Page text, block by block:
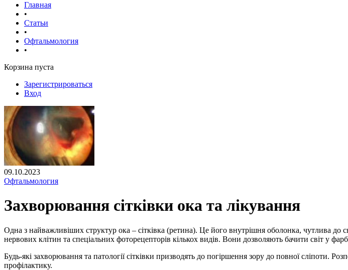
Главная
•
Статьи
•
Офтальмология
•
Корзина пуста
Зарегистрироваться
Вход
09.10.2023
Офтальмология
Захворювання сітківки ока та лікування
Одна з найважливіших структур ока – сітківка (ретина). Це його внутрішня оболонка, чутлива до
нервових клітин та спеціальних фоторецепторів кількох видів. Вони дозволяють бачити світ у
Будь-які захворювання та патології сітківки призводять до погіршення зору до повної сліпоти.
профілактику.